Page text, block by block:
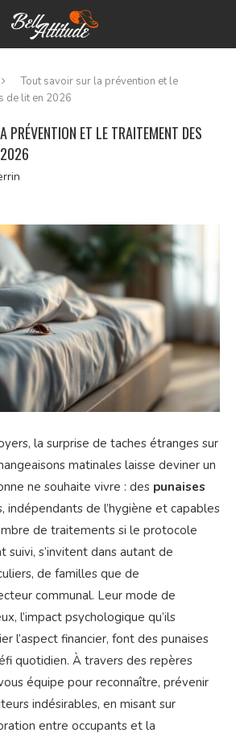
Tout savoir sur la prévention et le
de lit en 2026
PRÉVENTION ET LE TRAITEMENT DES
2026
la surprise de taches étranges sur
matinales laisse deviner un
ne souhaite vivre : des punaises
indépendants de l’hygiène et capables
de traitements si le protocole
suivi, s’invitent dans autant de
de familles que de
communal. Leur mode de
l’impact psychologique qu’ils
l’aspect financier, font des punaises
quotidien. À travers des repères
équipe pour reconnaître, prévenir
indésirables, en misant sur
entre occupants et la